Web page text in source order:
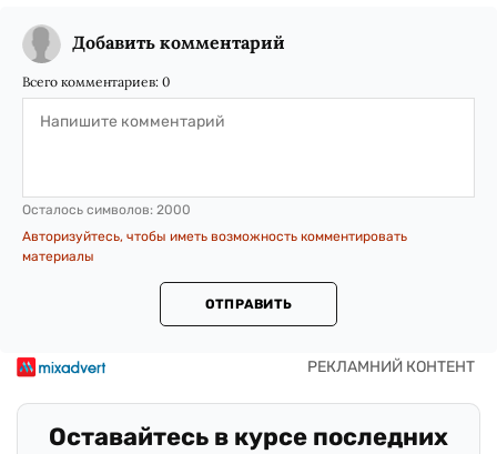
Добавить комментарий
Всего комментариев: 0
Осталось символов: 2000
Авторизуйтесь, чтобы иметь возможность комментировать
материалы
ОТПРАВИТЬ
Оставайтесь в курсе последних